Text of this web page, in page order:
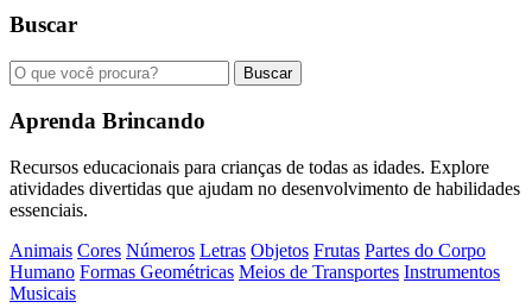
Buscar
Buscar
Aprenda Brincando
Recursos educacionais para crianças de todas as idades. Explore
atividades divertidas que ajudam no desenvolvimento de habilidades
essenciais.
Animais Cores Números Letras Objetos Frutas Partes do Corpo
Humano Formas Geométricas Meios de Transportes Instrumentos
Musicais